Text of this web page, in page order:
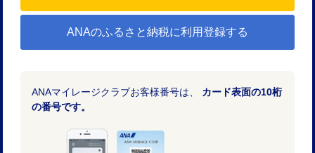
ANAのふるさと納税に利用登録する
ANAマイレージクラブお客様番号は、 カード表面の10桁
の番号です。